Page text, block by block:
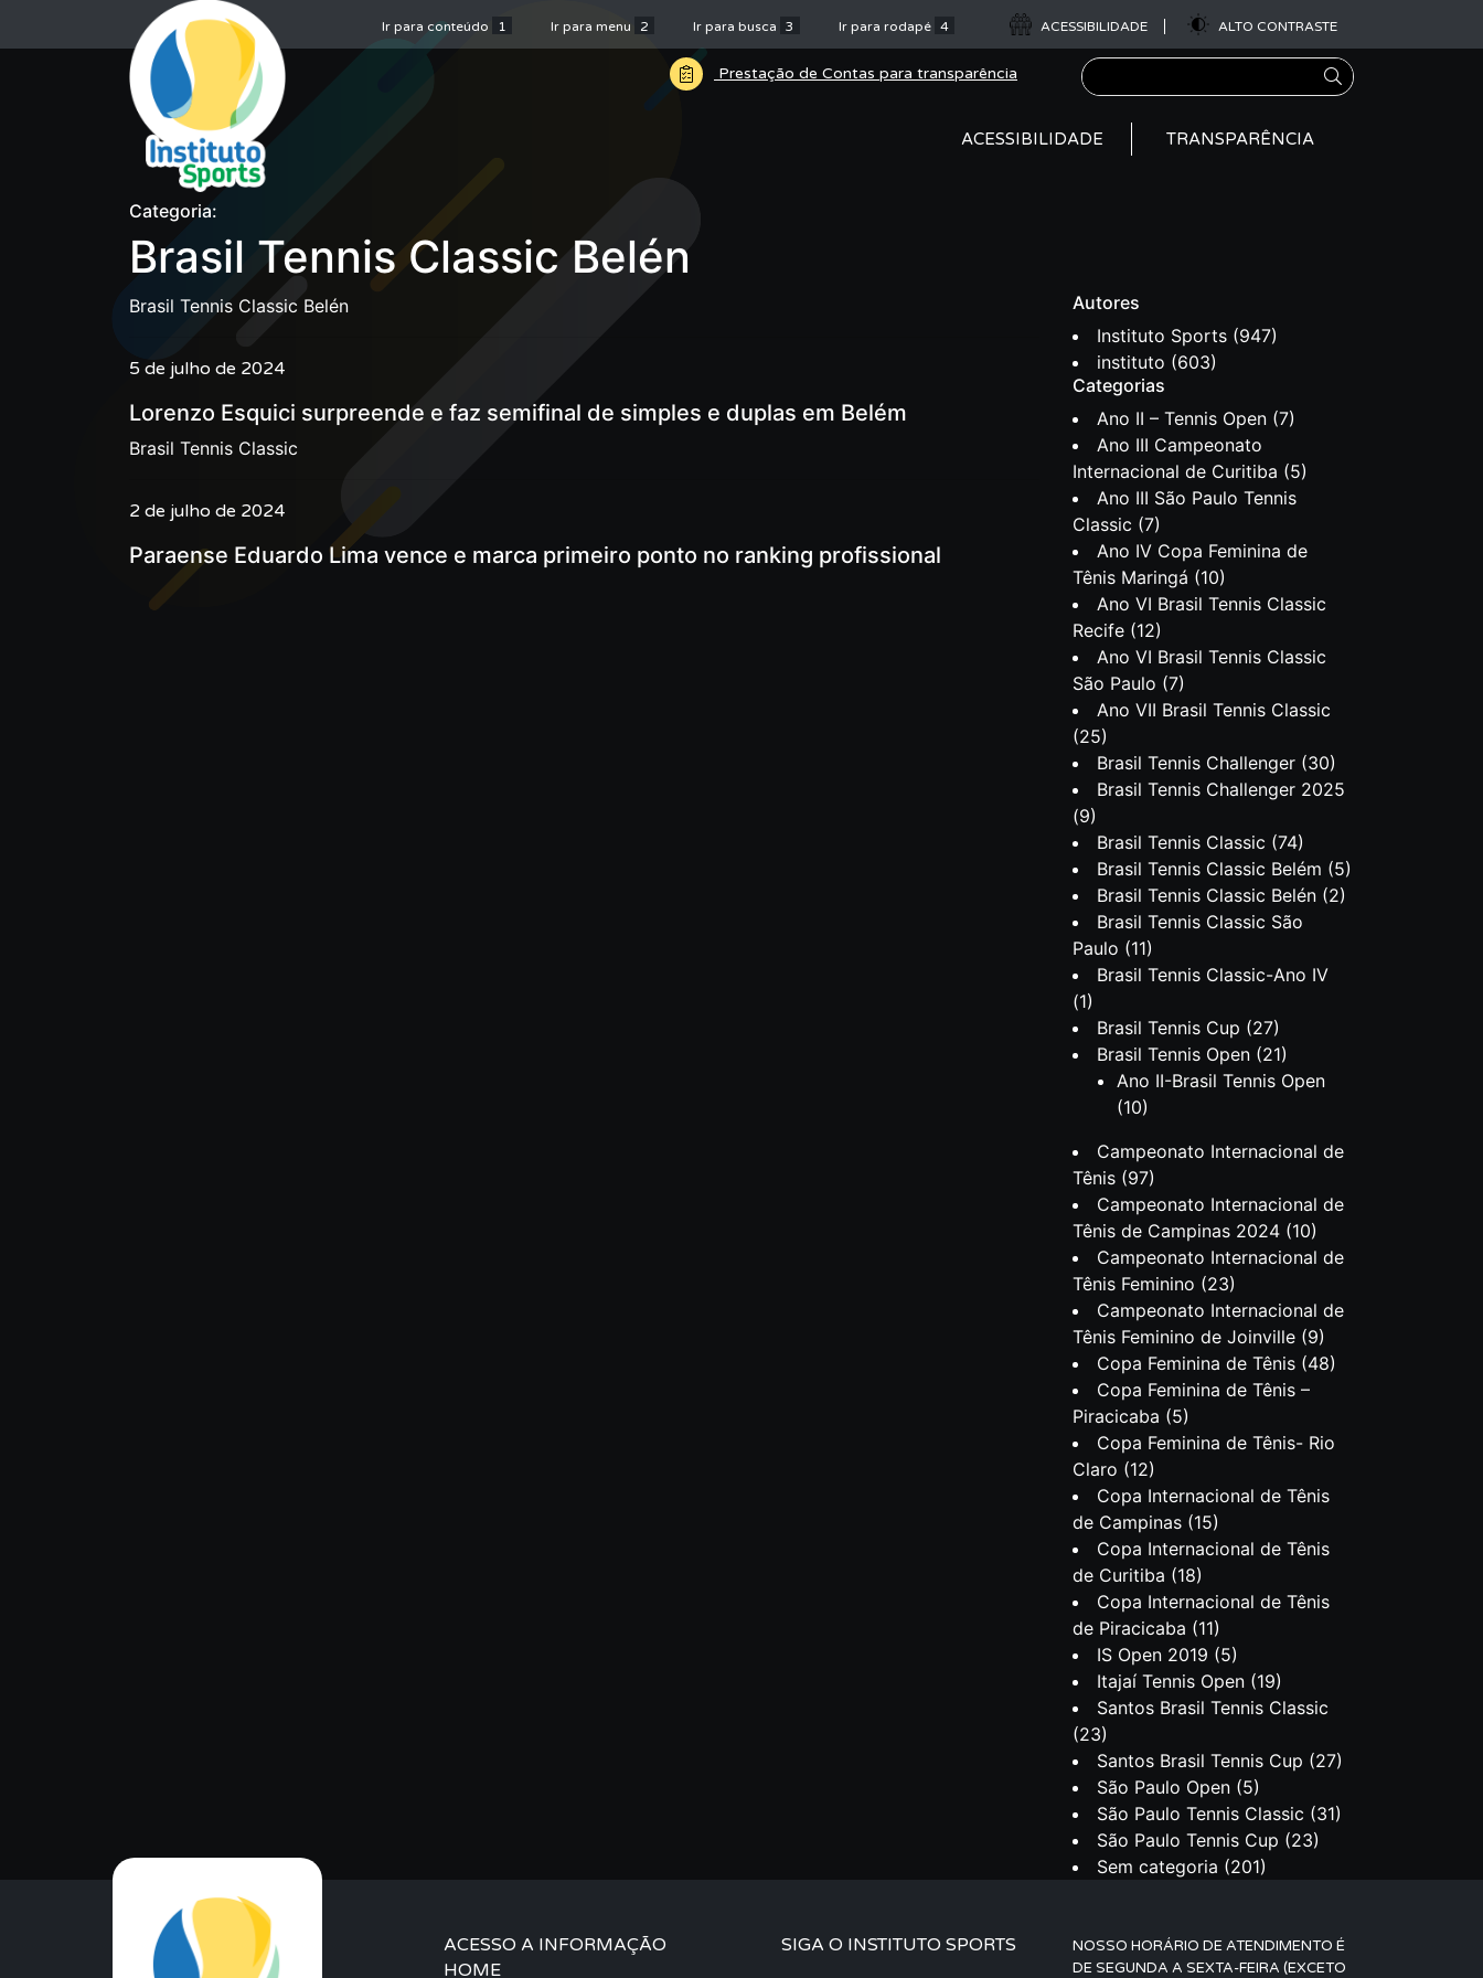
Ir para conteúdo 1 Ir para menu 2 Ir para busca 3 Ir para rodapé 4 ACESSIBILIDADE ALTO CONTRASTE
Prestação de Contas para transparência Pesquisar
ACESSIBILIDADE TRANSPARÊNCIA
Categoria:
Brasil Tennis Classic Belén
Brasil Tennis Classic Belén
5 de julho de 2024
Lorenzo Esquici surpreende e faz semifinal de simples e duplas em Belém
Brasil Tennis Classic
2 de julho de 2024
Paraense Eduardo Lima vence e marca primeiro ponto no ranking profissional
Autores
Instituto Sports (947)
instituto (603)
Categorias
Ano II – Tennis Open (7)
Ano III Campeonato
Internacional de Curitiba (5)
Ano III São Paulo Tennis
Classic (7)
Ano IV Copa Feminina de
Tênis Maringá (10)
Ano VI Brasil Tennis Classic
Recife (12)
Ano VI Brasil Tennis Classic
São Paulo (7)
Ano VII Brasil Tennis Classic
(25)
Brasil Tennis Challenger (30)
Brasil Tennis Challenger 2025
(9)
Brasil Tennis Classic (74)
Brasil Tennis Classic Belém (5)
Brasil Tennis Classic Belén (2)
Brasil Tennis Classic São
Paulo (11)
Brasil Tennis Classic-Ano IV
(1)
Brasil Tennis Cup (27)
Brasil Tennis Open (21)
Ano II-Brasil Tennis Open
(10)
Campeonato Internacional de
Tênis (97)
Campeonato Internacional de
Tênis de Campinas 2024 (10)
Campeonato Internacional de
Tênis Feminino (23)
Campeonato Internacional de
Tênis Feminino de Joinville (9)
Copa Feminina de Tênis (48)
Copa Feminina de Tênis –
Piracicaba (5)
Copa Feminina de Tênis- Rio
Claro (12)
Copa Internacional de Tênis
de Campinas (15)
Copa Internacional de Tênis
de Curitiba (18)
Copa Internacional de Tênis
de Piracicaba (11)
IS Open 2019 (5)
Itajaí Tennis Open (19)
Santos Brasil Tennis Classic
(23)
Santos Brasil Tennis Cup (27)
São Paulo Open (5)
São Paulo Tennis Classic (31)
São Paulo Tennis Cup (23)
Sem categoria (201)
ACESSO A INFORMAÇÃO
HOME
SIGA O INSTITUTO SPORTS
NOSSO HORÁRIO DE ATENDIMENTO É
DE SEGUNDA A SEXTA-FEIRA (EXCETO